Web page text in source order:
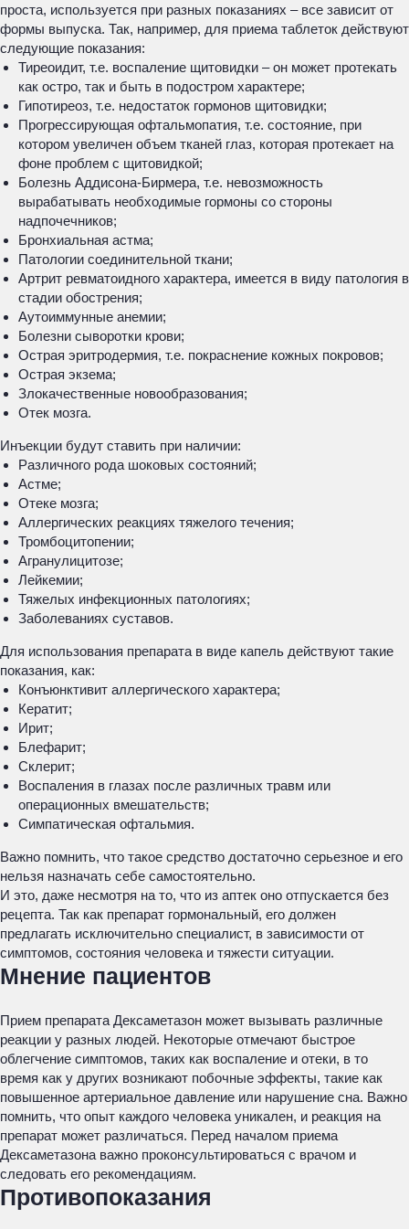
проста, используется при разных показаниях – все зависит от
формы выпуска. Так, например, для приема таблеток действуют
следующие показания:
Тиреоидит, т.е. воспаление щитовидки – он может протекать
как остро, так и быть в подостром характере;
Гипотиреоз, т.е. недостаток гормонов щитовидки;
Прогрессирующая офтальмопатия, т.е. состояние, при
котором увеличен объем тканей глаз, которая протекает на
фоне проблем с щитовидкой;
Болезнь Аддисона-Бирмера, т.е. невозможность
вырабатывать необходимые гормоны со стороны
надпочечников;
Бронхиальная астма;
Патологии соединительной ткани;
Артрит ревматоидного характера, имеется в виду патология в
стадии обострения;
Аутоиммунные анемии;
Болезни сыворотки крови;
Острая эритродермия, т.е. покраснение кожных покровов;
Острая экзема;
Злокачественные новообразования;
Отек мозга.
Инъекции будут ставить при наличии:
Различного рода шоковых состояний;
Астме;
Отеке мозга;
Аллергических реакциях тяжелого течения;
Тромбоцитопении;
Агранулицитозе;
Лейкемии;
Тяжелых инфекционных патологиях;
Заболеваниях суставов.
Для использования препарата в виде капель действуют такие
показания, как:
Конъюнктивит аллергического характера;
Кератит;
Ирит;
Блефарит;
Склерит;
Воспаления в глазах после различных травм или
операционных вмешательств;
Симпатическая офтальмия.
Важно помнить, что такое средство достаточно серьезное и его
нельзя назначать себе самостоятельно.
И это, даже несмотря на то, что из аптек оно отпускается без
рецепта. Так как препарат гормональный, его должен
предлагать исключительно специалист, в зависимости от
симптомов, состояния человека и тяжести ситуации.
Мнение пациентов
Прием препарата Дексаметазон может вызывать различные
реакции у разных людей. Некоторые отмечают быстрое
облегчение симптомов, таких как воспаление и отеки, в то
время как у других возникают побочные эффекты, такие как
повышенное артериальное давление или нарушение сна. Важно
помнить, что опыт каждого человека уникален, и реакция на
препарат может различаться. Перед началом приема
Дексаметазона важно проконсультироваться с врачом и
следовать его рекомендациям.
Противопоказания